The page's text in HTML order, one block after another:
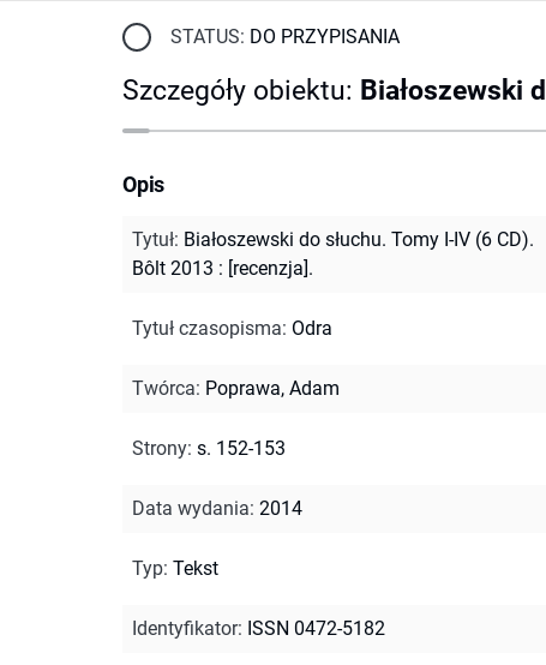
STATUS: DO PRZYPISANIA
Szczegóły obiektu: Białoszewski
Opis
Tytuł: Białoszewski do słuchu. Tomy I-IV (6 CD).
Bôlt 2013 : [recenzja].
Tytuł czasopisma: Odra
Twórca: Poprawa, Adam
Strony: s. 152-153
Data wydania: 2014
Typ: Tekst
Identyfikator: ISSN 0472-5182